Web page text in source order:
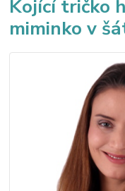
Kojící tričko
miminko v